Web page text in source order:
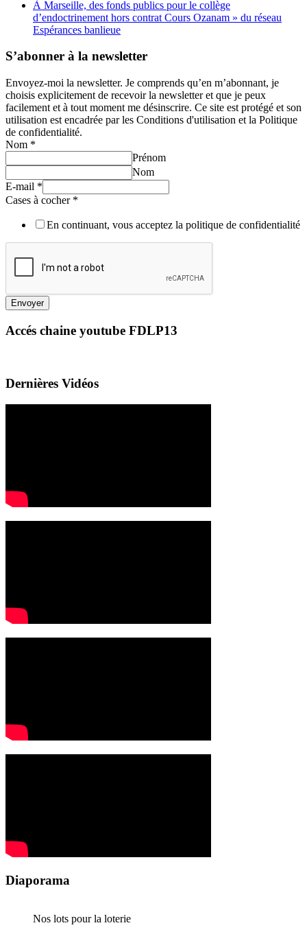
À Marseille, des fonds publics pour le collège
d’endoctrinement hors contrat Cours Ozanam » du réseau
Espérances banlieue
S’abonner à la newsletter
Envoyez-moi la newsletter. Je comprends qu’en m’abonnant, je
choisis explicitement de recevoir la newsletter et que je peux
facilement et à tout moment me désinscrire. Ce site est protégé et son
utilisation est encadrée par les Conditions d'utilisation et la Politique
de confidentialité.
Nom *
Prénom
Nom
E-mail *
Cases à cocher *
En continuant, vous acceptez la politique de confidentialité
Envoyer
Accés chaine youtube FDLP13
Dernières Vidéos
Diaporama
Nos lots pour la loterie